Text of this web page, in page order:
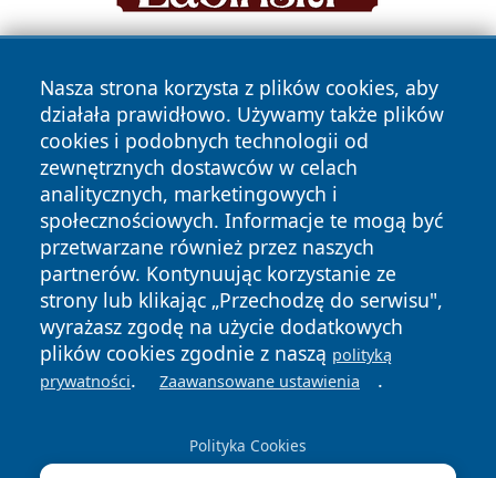
Nasza strona korzysta z plików cookies, aby
działała prawidłowo. Używamy także plików
cookies i podobnych technologii od
zewnętrznych dostawców w celach
analitycznych, marketingowych i
społecznościowych. Informacje te mogą być
przetwarzane również przez naszych
partnerów. Kontynuując korzystanie ze
strony lub klikając „Przechodzę do serwisu",
wyrażasz zgodę na użycie dodatkowych
plików cookies zgodnie z naszą polityką
prywatności. Zaawansowane ustawienia .
Polityka Cookies
Copyright © 2026 halotorun.pl Wszystkie prawa zastrzeżone.
News Autorzy
Polityka
Prywatności
Polityka
Cookies